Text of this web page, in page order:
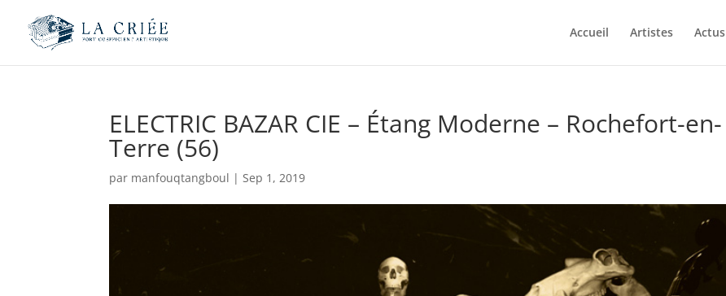
Accueil Artistes Actus
ELECTRIC BAZAR CIE – Étang Moderne – Rochefort-en-
Terre (56)
par manfouqtangboul |Sep 1, 2019